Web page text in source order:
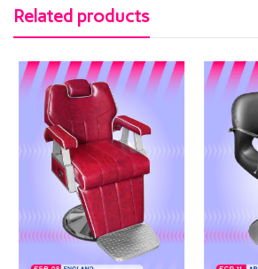
Related products